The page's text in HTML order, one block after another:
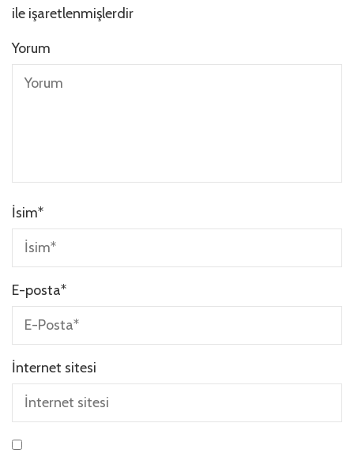
ile işaretlenmişlerdir
Yorum
İsim*
E-posta*
İnternet sitesi